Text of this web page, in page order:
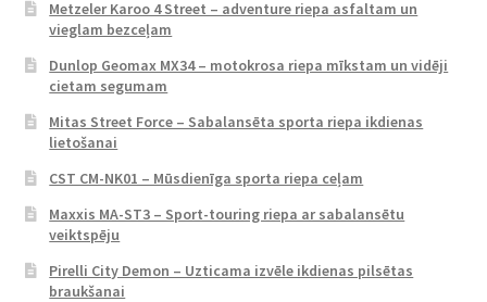
Metzeler Karoo 4 Street – adventure riepa asfaltam un
vieglam bezceļam
Dunlop Geomax MX34 – motokrosa riepa mīkstam un vidēji
cietam segumam
Mitas Street Force – Sabalansēta sporta riepa ikdienas
lietošanai
CST CM-NK01 – Mūsdienīga sporta riepa ceļam
Maxxis MA-ST3 – Sport-touring riepa ar sabalansētu
veiktspēju
Pirelli City Demon – Uzticama izvēle ikdienas pilsētas
braukšanai